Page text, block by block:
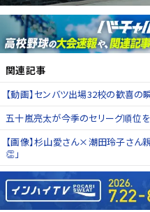
関連記事
【動画】センバツ出場32校の歓喜の
五十嵐亮太が今季のセリーグ順位
【画像】杉山愛さん×潮田玲子さん
👏」